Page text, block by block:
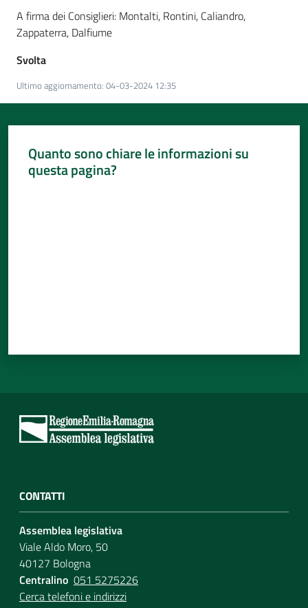
A firma dei Consiglieri: Montalti, Rontini, Caliandro,
Zappaterra, Dalfiume
Svolta
Ultimo aggiornamento: 04-03-2024 12:35
Quanto sono chiare le informazioni su
questa pagina?
CONTATTI
Assemblea legislativa
Viale Aldo Moro, 50
40127 Bologna
Centralino 051 5275226
Cerca telefoni e indirizzi